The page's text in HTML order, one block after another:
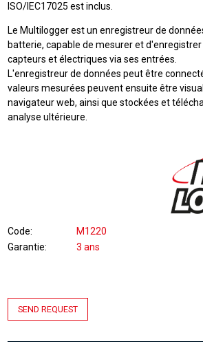
ISO/IEC17025 est inclus.
Le Multilogger est un enregistreur de
batterie, capable de mesurer et d'enregistrer
capteurs et électriques via ses entrées.
L'enregistreur de données peut être
valeurs mesurées peuvent ensuite être
navigateur web, ainsi que stockées et
analyse ultérieure.
Code
M1220
Garantie
3 ans
SEND REQUEST